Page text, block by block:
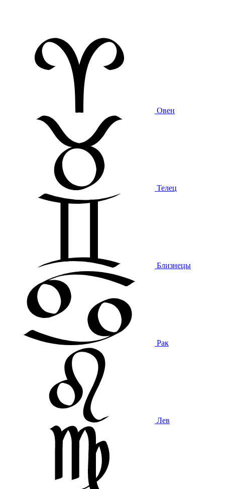
Овен
Телец
Близнецы
Рак
Лев